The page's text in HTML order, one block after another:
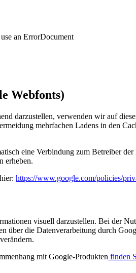
Webfonts)
darzustellen, verwenden wir auf
mehrfachen Ladens in den
eine Verbindung zum Betreiber
erheben.
https://www.google.com/policies/
visuell darzustellen. Bei der
über die Datenverarbeitung durch
mit Google-Produkten finden